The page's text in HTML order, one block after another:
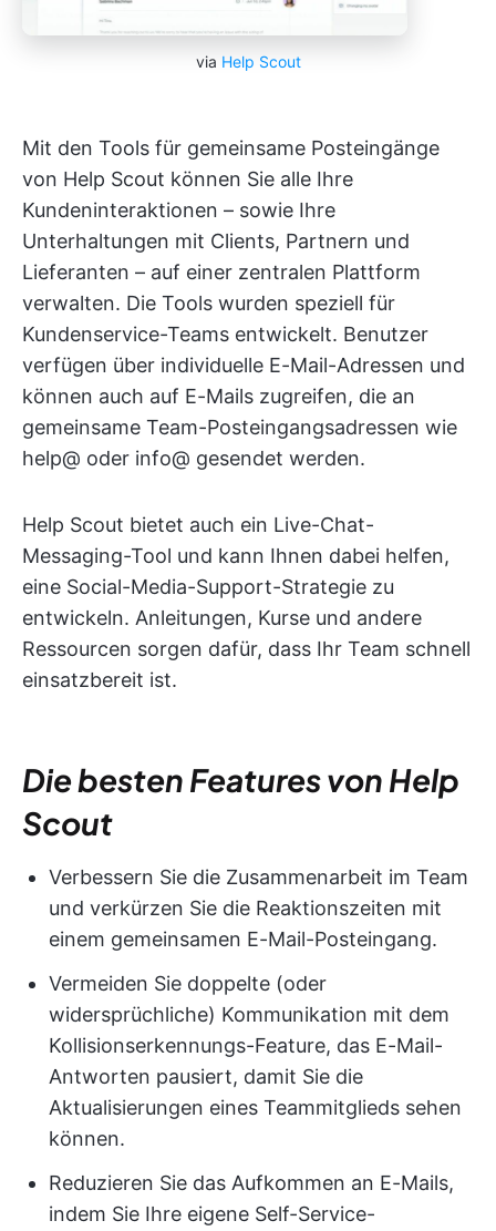
via Help Scout
Mit den Tools für gemeinsame Posteingänge
von Help Scout können Sie alle Ihre
Kundeninteraktionen – sowie Ihre
Unterhaltungen mit Clients, Partnern und
Lieferanten – auf einer zentralen Plattform
verwalten. Die Tools wurden speziell für
Kundenservice-Teams entwickelt. Benutzer
verfügen über individuelle E-Mail-Adressen und
können auch auf E-Mails zugreifen, die an
gemeinsame Team-Posteingangsadressen wie
help@ oder info@ gesendet werden.
Help Scout bietet auch ein Live-Chat-
Messaging-Tool und kann Ihnen dabei helfen,
eine Social-Media-Support-Strategie zu
entwickeln. Anleitungen, Kurse und andere
Ressourcen sorgen dafür, dass Ihr Team schnell
einsatzbereit ist.
Die besten Features von Help
Scout
Verbessern Sie die Zusammenarbeit im Team
und verkürzen Sie die Reaktionszeiten mit
einem gemeinsamen E-Mail-Posteingang.
Vermeiden Sie doppelte (oder
widersprüchliche) Kommunikation mit dem
Kollisionserkennungs-Feature, das E-Mail-
Antworten pausiert, damit Sie die
Aktualisierungen eines Teammitglieds sehen
können.
Reduzieren Sie das Aufkommen an E-Mails,
indem Sie Ihre eigene Self-Service-